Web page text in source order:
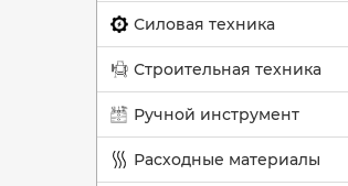
Силовая техника
Строительная техника
Ручной инструмент
Расходные материалы